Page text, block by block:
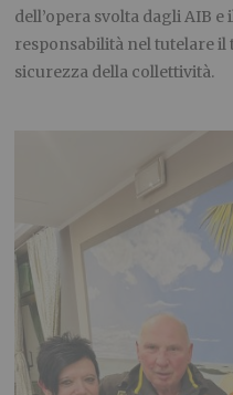
dell’opera svolta dagli AIB
responsabilità nel tutelare
sicurezza della collettività.